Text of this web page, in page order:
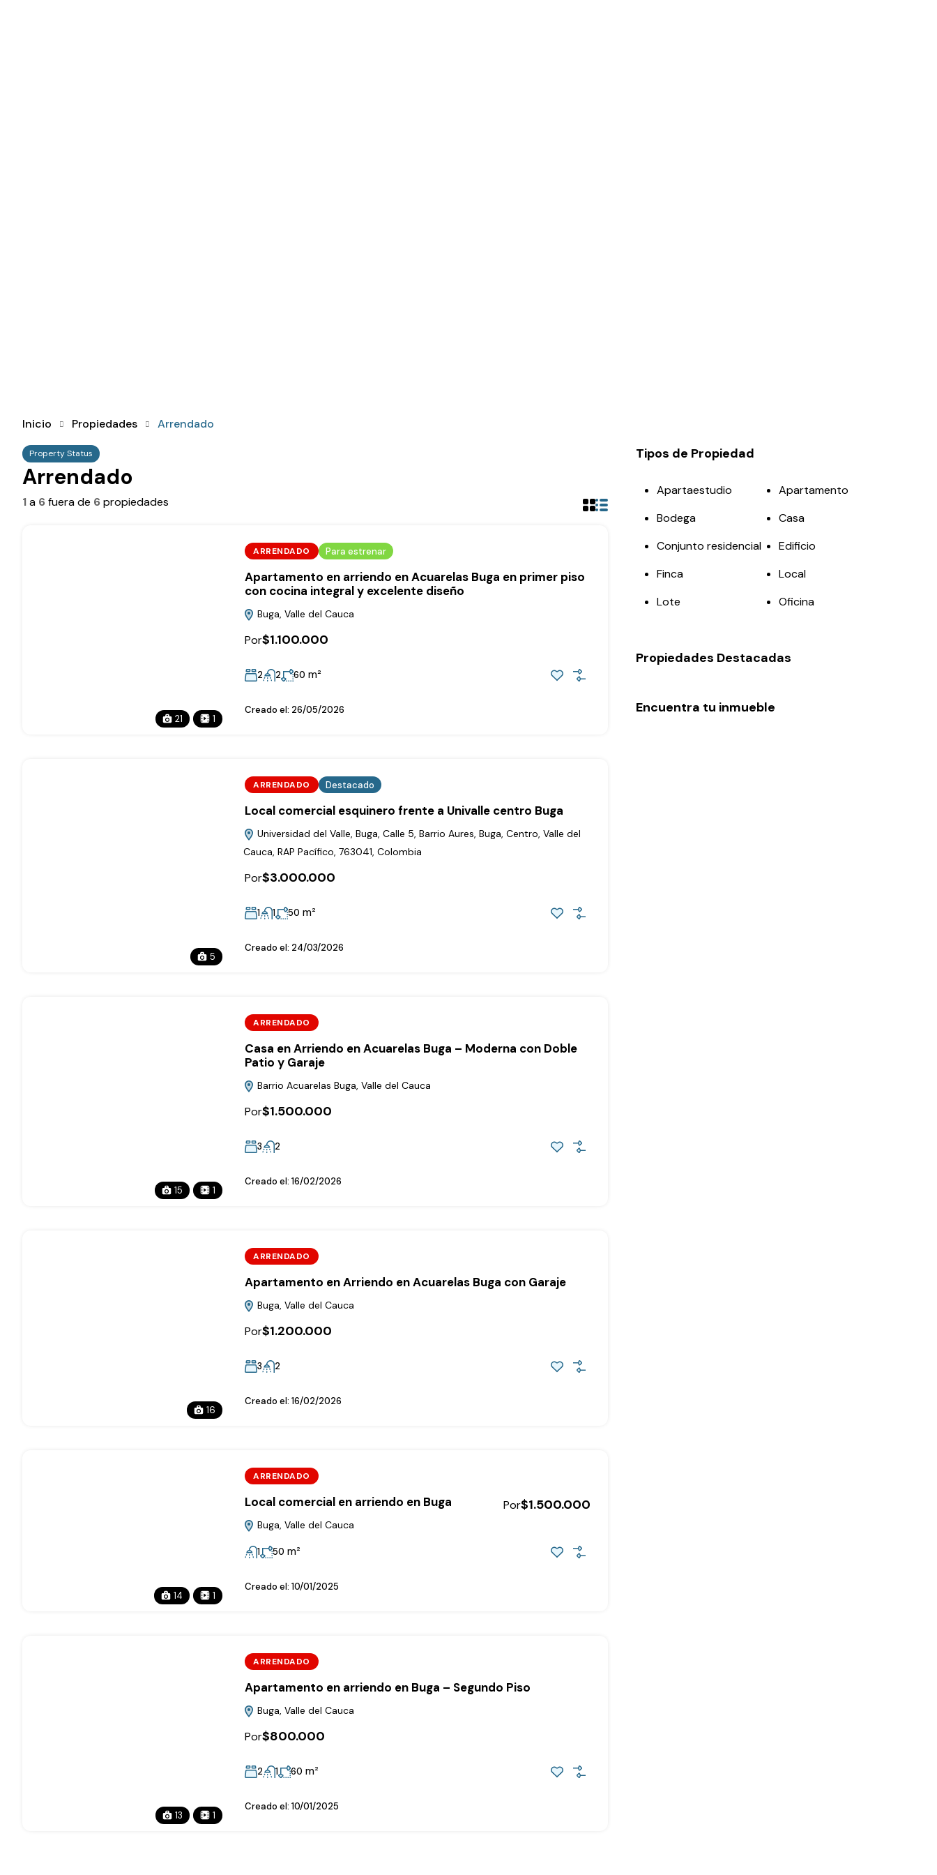
Inicio Propiedades Arrendado
Property Status
Arrendado
1a 6fuera de 6propiedades
21 1
ARRENDADO Para estrenar
Apartamento en arriendo en Acuarelas Buga en primer piso
con cocina integral y excelente diseño
Buga, Valle del Cauca
Por$1.100.000
2 2 60 m²
Creado el: 26/05/2026
5
ARRENDADO Destacado
Local comercial esquinero frente a Univalle centro Buga
Universidad del Valle, Buga, Calle 5, Barrio Aures, Buga, Centro, Valle del
Cauca, RAP Pacífico, 763041, Colombia
Por$3.000.000
1 1 50 m²
Creado el: 24/03/2026
15 1
ARRENDADO
Casa en Arriendo en Acuarelas Buga – Moderna con Doble
Patio y Garaje
Barrio Acuarelas Buga, Valle del Cauca
Por$1.500.000
3 2
Creado el: 16/02/2026
16
ARRENDADO
Apartamento en Arriendo en Acuarelas Buga con Garaje
Buga, Valle del Cauca
Por$1.200.000
3 2
Creado el: 16/02/2026
14 1
ARRENDADO
Local comercial en arriendo en Buga
Buga, Valle del Cauca
Por$1.500.000
1 50 m²
Creado el: 10/01/2025
13 1
ARRENDADO
Apartamento en arriendo en Buga – Segundo Piso
Buga, Valle del Cauca
Por$800.000
2 1 60 m²
Creado el: 10/01/2025
Tipos de Propiedad
Apartaestudio
Apartamento
Bodega
Casa
Conjunto residencial
Edificio
Finca
Local
Lote
Oficina
Propiedades Destacadas
Encuentra tu inmueble